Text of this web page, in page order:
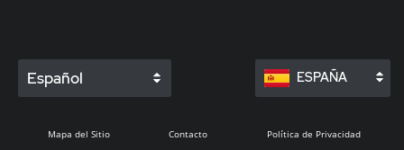
Español ESPAÑA
Mapa del Sitio Contacto Política de Privacidad